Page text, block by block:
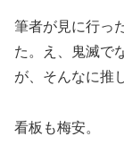
筆者が見に行っ
た。え、鬼滅で
が、そんなに推
看板も梅安。